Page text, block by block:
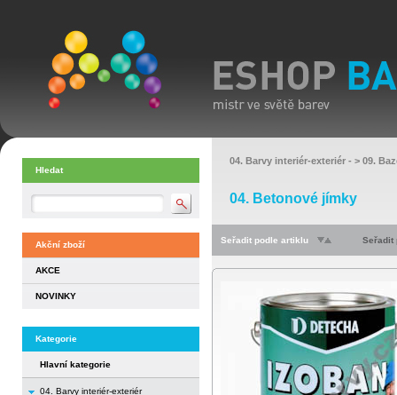
Hledat
Akční zboží
AKCE
NOVINKY
Kategorie
Hlavní kategorie
04. Barvy interiér-exteriér
04. Barvy interiér-exteriér - > 09.
04. Betonové jímky
Seřadit podle artiklu Seřadit